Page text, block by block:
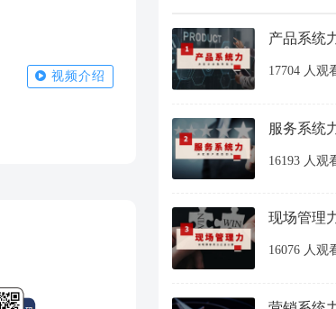
视频介绍
产品系统
17704 人观
服务系统
16193 人观
现场管理
16076 人观